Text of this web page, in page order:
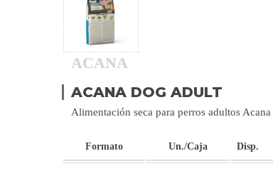
ACANA
ACANA DOG ADULT
Alimentación seca para perros adultos Acana
Formato Un./Caja Disp.